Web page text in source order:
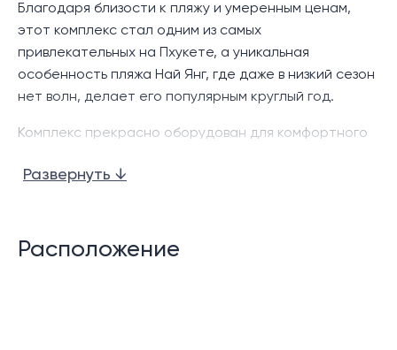
Благодаря близости к пляжу и умеренным ценам,
этот комплекс стал одним из самых
привлекательных на Пхукете, а уникальная
особенность пляжа Най Янг, где даже в низкий сезон
нет волн, делает его популярным круглый год.
Комплекс прекрасно оборудован для комфортного
круглосуточная охрана и видеонаблюдение, есть
зоны отдыха на свежем воздухе, сад для прогулок и
Развернуть ↓
Расположение